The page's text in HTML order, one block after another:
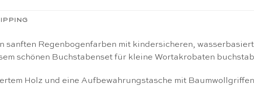
sanften Regenbogenfarben mit kindersicheren,
schönen Buchstabenset für kleine Wortakrobaten
Holz und eine Aufbewahrungstasche mit